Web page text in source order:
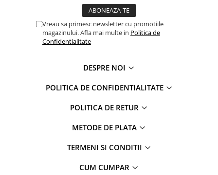
Vreau sa primesc newsletter cu promotiile
magazinului. Afla mai multe in Politica de
Confidentialitate
DESPRE NOI
POLITICA DE CONFIDENTIALITATE
POLITICA DE RETUR
METODE DE PLATA
TERMENI SI CONDITII
CUM CUMPAR